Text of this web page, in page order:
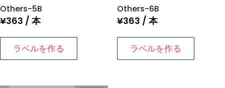
Others-5B
¥363 / 本
ラベルを作る
Others-6B
¥363 / 本
ラベルを作る